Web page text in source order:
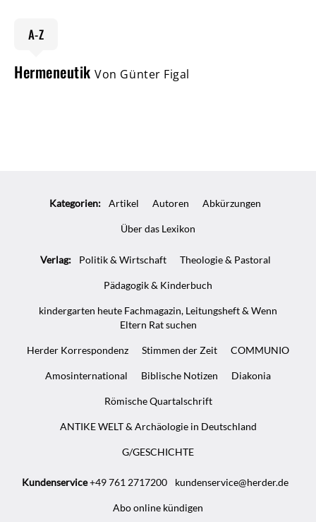
A-Z
Hermeneutik Von Günter Figal
Kategorien: Artikel Autoren Abkürzungen
Über das Lexikon
Verlag: Politik & Wirtschaft Theologie & Pastoral
Pädagogik & Kinderbuch
kindergarten heute Fachmagazin, Leitungsheft & Wenn
Eltern Rat suchen
Herder Korrespondenz Stimmen der Zeit COMMUNIO
Amosinternational Biblische Notizen Diakonia
Römische Quartalschrift
ANTIKE WELT & Archäologie in Deutschland
G/GESCHICHTE
Kundenservice+49 761 2717200 kundenservice@herder.de
Abo online kündigen